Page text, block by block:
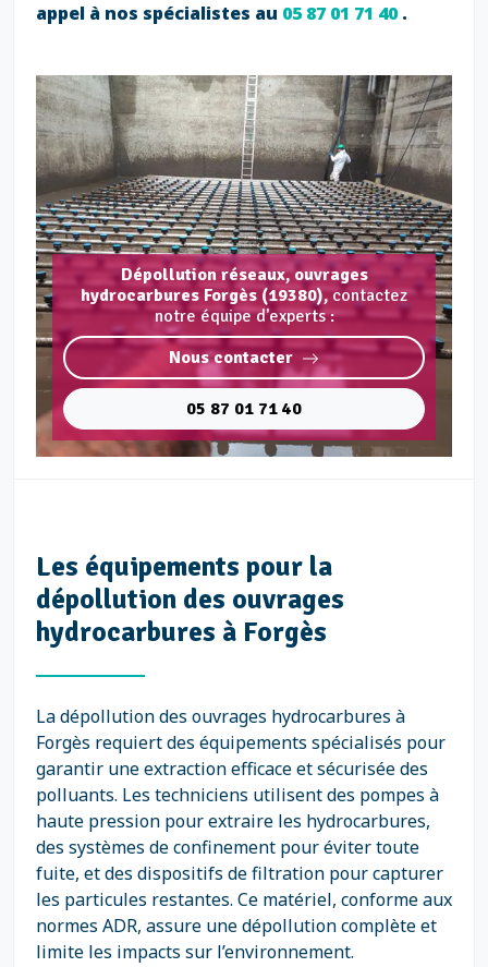
appel à nos spécialistes au 05 87 01 71 40.
Dépollution réseaux, ouvrages
hydrocarbures Forgès (19380),contactez
notre équipe d'experts :
Nous contacter
05 87 01 71 40
Les équipements pour la
dépollution des ouvrages
hydrocarbures à Forgès
La dépollution des ouvrages hydrocarbures à
Forgès requiert des équipements spécialisés pour
garantir une extraction efficace et sécurisée des
polluants. Les techniciens utilisent des pompes à
haute pression pour extraire les hydrocarbures,
des systèmes de confinement pour éviter toute
fuite, et des dispositifs de filtration pour capturer
les particules restantes. Ce matériel, conforme aux
normes ADR, assure une dépollution complète et
limite les impacts sur l’environnement.